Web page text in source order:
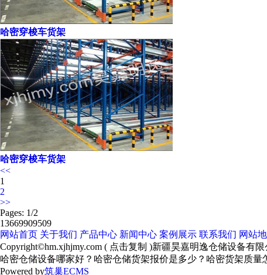
哈密穿梭车货架
哈密穿梭车货架
<<
1
2
>>
Pages: 1/2
13669909509
网站首页 关于我们 产品中心 新闻中心 案例展示 联系我们 网站
Copyright©hm.xjhjmy.com ( 点击复制 )新疆昊嘉明逸仓储设备有限
哈密仓储设备哪家好？哈密仓储货架报价是多少？哈密货架质
Powered by筑巢ECMS